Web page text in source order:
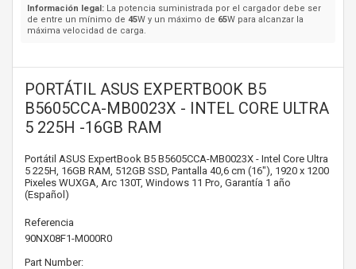
Información legal: La potencia suministrada por el cargador debe ser
de entre un mínimo de 45W y un máximo de 65W para alcanzar la
máxima velocidad de carga.
PORTÁTIL ASUS EXPERTBOOK B5
B5605CCA-MB0023X - INTEL CORE ULTRA
5 225H -16GB RAM
Portátil ASUS ExpertBook B5 B5605CCA-MB0023X - Intel Core Ultra
5 225H, 16GB RAM, 512GB SSD, Pantalla 40,6 cm (16"), 1920 x 1200
Pixeles WUXGA, Arc 130T, Windows 11 Pro, Garantía 1 año
(Español)
Referencia
90NX08F1-M000R0
Part Number: